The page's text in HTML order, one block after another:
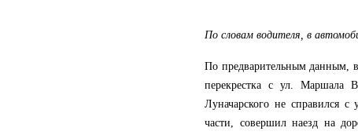
По словам водителя, в
По предварительным данным,
перекрестка с ул. Маршала
Луначарского не справился
части, совершил наезд на